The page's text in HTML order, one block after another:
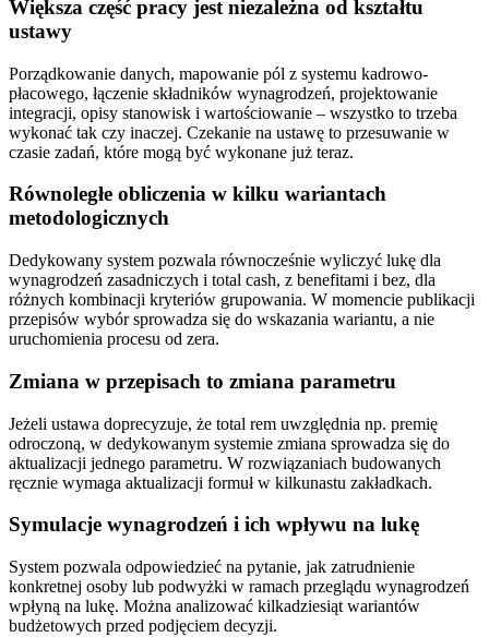
Większa część pracy jest niezależna od kształtu
ustawy
Porządkowanie danych, mapowanie pól z systemu kadrowo-
płacowego, łączenie składników wynagrodzeń, projektowanie
integracji, opisy stanowisk i wartościowanie – wszystko to trzeba
wykonać tak czy inaczej. Czekanie na ustawę to przesuwanie w
czasie zadań, które mogą być wykonane już teraz.
Równoległe obliczenia w kilku wariantach
metodologicznych
Dedykowany system pozwala równocześnie wyliczyć lukę dla
wynagrodzeń zasadniczych i total cash, z benefitami i bez, dla
różnych kombinacji kryteriów grupowania. W momencie publikacji
przepisów wybór sprowadza się do wskazania wariantu, a nie
uruchomienia procesu od zera.
Zmiana w przepisach to zmiana parametru
Jeżeli ustawa doprecyzuje, że total rem uwzględnia np. premię
odroczoną, w dedykowanym systemie zmiana sprowadza się do
aktualizacji jednego parametru. W rozwiązaniach budowanych
ręcznie wymaga aktualizacji formuł w kilkunastu zakładkach.
Symulacje wynagrodzeń i ich wpływu na lukę
System pozwala odpowiedzieć na pytanie, jak zatrudnienie
konkretnej osoby lub podwyżki w ramach przeglądu wynagrodzeń
wpłyną na lukę. Można analizować kilkadziesiąt wariantów
budżetowych przed podjęciem decyzji.